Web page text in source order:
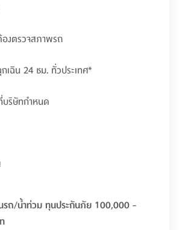
งตรวจสภาพรถ
เฉิน 24 ชม. ทั่วประเทศ*
บริษัทกำหนด
รถ/น้ำท่วม ทุนประกันภัย 100,000 -